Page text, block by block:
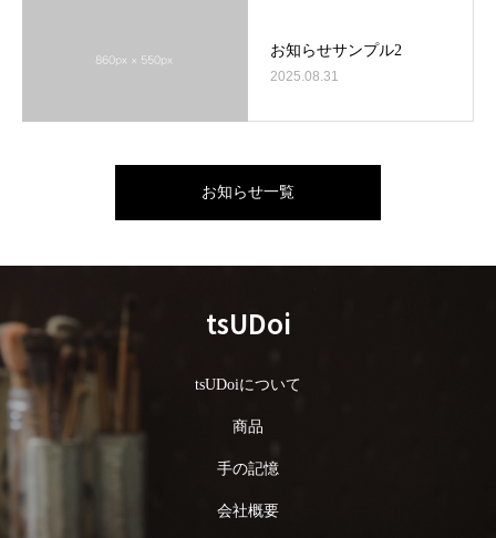
お知らせサンプル2
2025.08.31
お知らせ一覧
tsUDoi
tsUDoiについて
商品
手の記憶
会社概要